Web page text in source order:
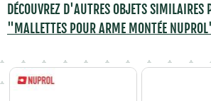
DÉCOUVREZ D'AUTRES OBJETS SIMILAIRES
"MALLETTES POUR ARME MONTÉE